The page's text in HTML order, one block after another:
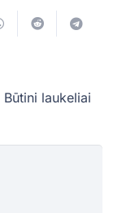
Būtini laukeliai